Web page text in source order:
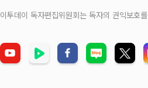
이투데이 독자편집위원회는 독자의 권익보호